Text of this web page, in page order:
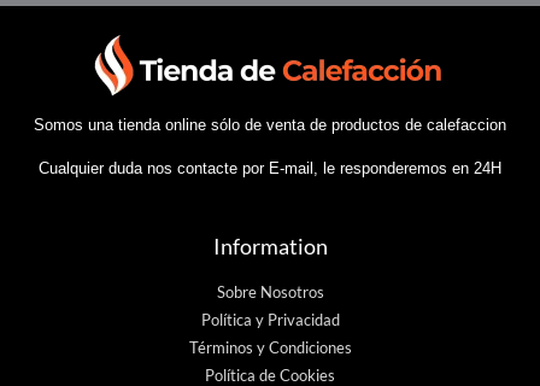
Somos una tienda online sólo de venta de productos de calefaccion
Cualquier duda nos contacte por E-mail, le responderemos en 24H
Information
Sobre Nosotros
Política y Privacidad
Términos y Condiciones
Política de Cookies